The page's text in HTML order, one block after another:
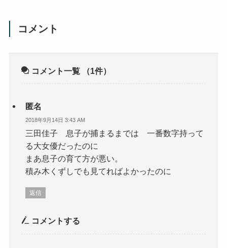
コメント
コメント一覧 （1件）
匿名
2018年9月14日 3:43 AM
三田佳子 息子が捕まるまでは 一番数字持って
る大女優だったのに
まあ息子の育て方が悪い。
積み木くずしでも見てればよかったのに
返信
コメントする